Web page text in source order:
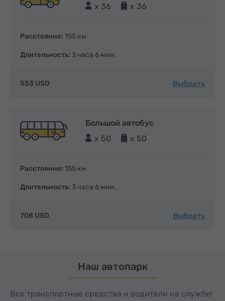
x 36
x 36
Расстояние: 155 км
Длительность: 3 часа 6 мин.
553 USD Выбрать
Большой автобус
x 50
x 50
Расстояние: 155 км
Длительность: 3 часа 6 мин.
708 USD Выбрать
Наш автопарк
Все транспортные средства и водители на службе!